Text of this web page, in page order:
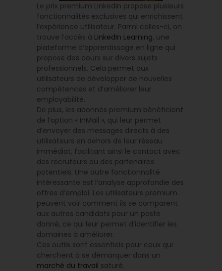
Le prix premium LinkedIn propose plusieurs
fonctionnalités exclusives qui enrichissent
l’expérience utilisateur. Parmi celles-ci, on
trouve l’accès à LinkedIn Learning, une
plateforme d’apprentissage en ligne qui
propose des cours sur divers sujets
professionnels. Cela permet aux
utilisateurs de développer de nouvelles
compétences et d’améliorer leur
employabilité.
De plus, les abonnés premium bénéficient
de l’option « InMail », qui leur permet
d’envoyer des messages directs à des
utilisateurs en dehors de leur réseau
immédiat, facilitant ainsi le contact avec
des recruteurs ou des partenaires
potentiels. Une autre fonctionnalité
intéressante est l’analyse approfondie des
offres d’emploi. Les utilisateurs premium
peuvent voir comment ils se comparent
aux autres candidats pour un poste
donné, ce qui leur permet d’identifier les
domaines à améliorer.
Ces outils sont essentiels pour ceux qui
cherchent à se démarquer dans un
marché du travail saturé.